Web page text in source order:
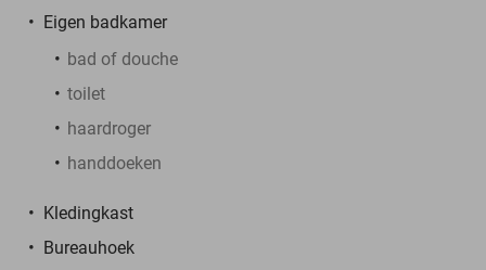
Eigen badkamer
bad of douche
toilet
haardroger
handdoeken
Kledingkast
Bureauhoek